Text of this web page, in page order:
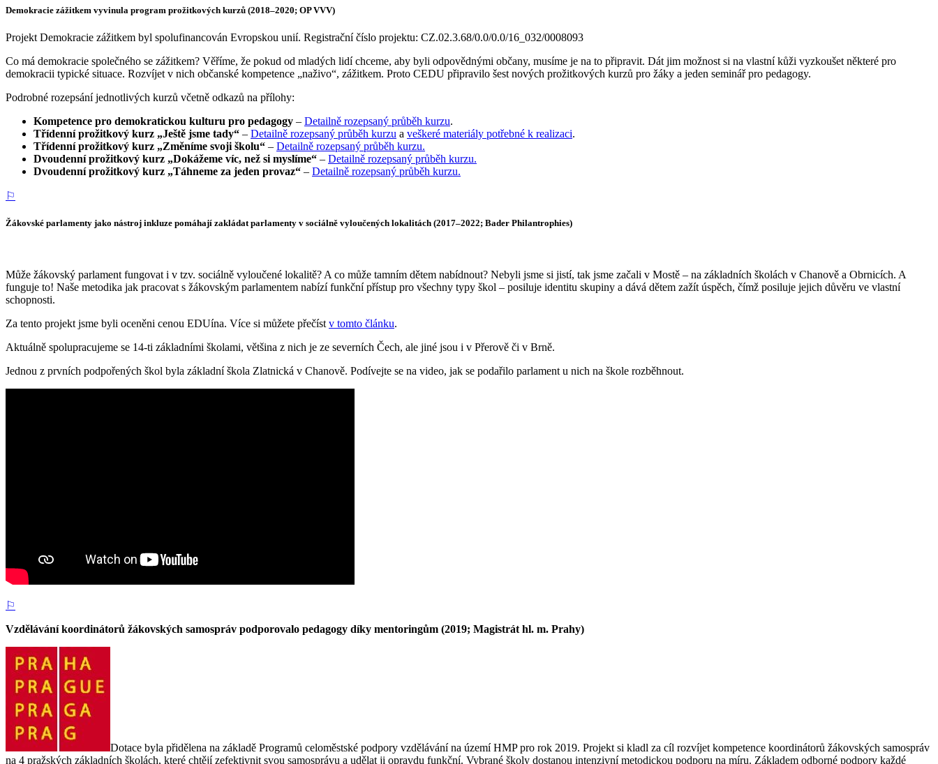
Demokracie zážitkem vyvinula program prožitkových kurzů (2018–2020; OP VVV)
Projekt Demokracie zážitkem byl spolufinancován Evropskou unií. Registrační číslo projektu: CZ.02.3.68/0.0/0.0/16_032/0008093
Co má demokracie společného se zážitkem? Věříme, že pokud od mladých lidí chceme, aby byli odpovědnými občany, musíme je na to připravit. Dát jim možnost si na vlastní kůži vyzkoušet některé pro
demokracii typické situace. Rozvíjet v nich občanské kompetence „naživo“, zážitkem. Proto CEDU připravilo šest nových prožitkových kurzů pro žáky a jeden seminář pro pedagogy.
Podrobné rozepsání jednotlivých kurzů včetně odkazů na přílohy:
Kompetence pro demokratickou kulturu pro pedagogy – Detailně rozepsaný průběh kurzu.
Třídenní prožitkový kurz „Ještě jsme tady“ – Detailně rozepsaný průběh kurzu a veškeré materiály potřebné k realizaci.
Třídenní prožitkový kurz „Změníme svoji školu“ – Detailně rozepsaný průběh kurzu.
Dvoudenní prožitkový kurz „Dokážeme víc, než si myslíme“ – Detailně rozepsaný průběh kurzu.
Dvoudenní prožitkový kurz „Táhneme za jeden provaz“ – Detailně rozepsaný průběh kurzu.
⚐
Žákovské parlamenty jako nástroj inkluze pomáhají zakládat parlamenty v sociálně vyloučených lokalitách (2017–2022; Bader Philantrophies)
Může žákovský parlament fungovat i v tzv. sociálně vyloučené lokalitě? A co může tamním dětem nabídnout? Nebyli jsme si jistí, tak jsme začali v Mostě – na základních školách v Chanově a Obrnicích. A
funguje to! Naše metodika jak pracovat s žákovským parlamentem nabízí funkční přístup pro všechny typy škol – posiluje identitu skupiny a dává dětem zažít úspěch, čímž posiluje jejich důvěru ve vlastní
schopnosti.
Za tento projekt jsme byli oceněni cenou EDUína. Více si můžete přečíst v tomto článku.
Aktuálně spolupracujeme se 14-ti základními školami, většina z nich je ze severních Čech, ale jiné jsou i v Přerově či v Brně.
Jednou z prvních podpořených škol byla základní škola Zlatnická v Chanově. Podívejte se na video, jak se podařilo parlament u nich na škole rozběhnout.
⚐
Vzdělávání koordinátorů žákovských samospráv podporovalo pedagogy díky mentoringům (2019; Magistrát hl. m. Prahy)
Dotace byla přidělena na základě Programů celoměstské podpory vzdělávání na území HMP pro rok 2019. Projekt si kladl za cíl rozvíjet kompetence koordinátorů žákovských samospráv
na 4 pražských základních školách, které chtějí zefektivnit svou samosprávu a udělat ji opravdu funkční. Vybrané školy dostanou intenzivní metodickou podporu na míru. Základem odborné podpory každé